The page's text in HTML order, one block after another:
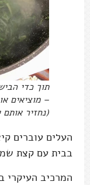
תוך כדי
– מוציאים
(נחזיר
העלים עוברים
בבית עם קצת
המרכיב העיקרי